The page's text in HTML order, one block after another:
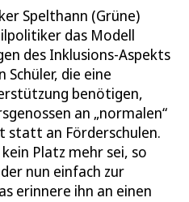
Spelthann (Grüne)
das Modell
des Inklusions-Aspekts
Schüler, die eine
benötigen,
an „normalen“
statt an Förderschulen.
Platz mehr sei, so
nun einfach zur
erinnere ihn an einen